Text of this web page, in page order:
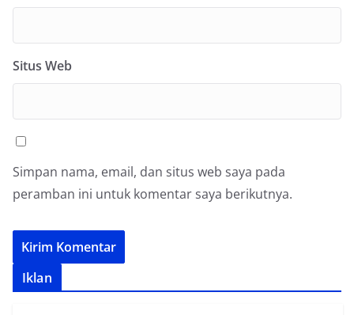
Situs Web
Simpan nama, email, dan situs web saya pada
peramban ini untuk komentar saya berikutnya.
Iklan